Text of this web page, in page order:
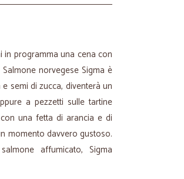
programma una cena con
norvegese Sigma è
semi di zucca, diventerà un
a pezzetti sulle tartine
una fetta di arancia e di
momento davvero gustoso.
affumicato, Sigma